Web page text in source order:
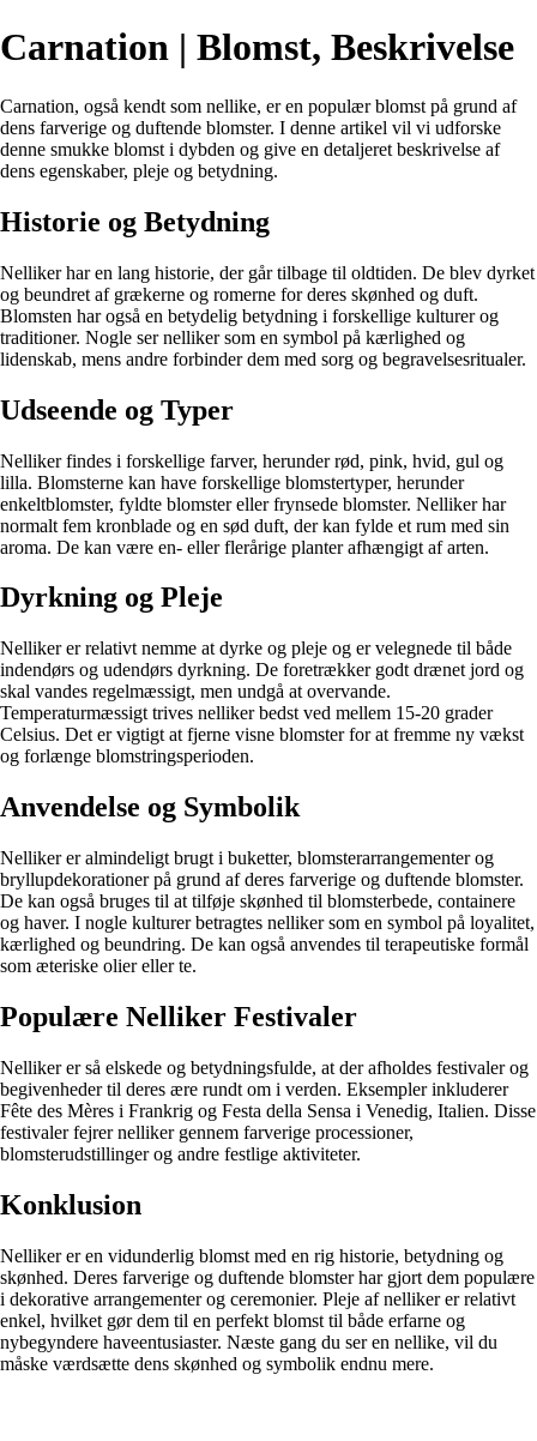
Carnation | Blomst, Beskrivelse
Carnation, også kendt som nellike, er en populær blomst på grund af
dens farverige og duftende blomster. I denne artikel vil vi udforske
denne smukke blomst i dybden og give en detaljeret beskrivelse af
dens egenskaber, pleje og betydning.
Historie og Betydning
Nelliker har en lang historie, der går tilbage til oldtiden. De blev dyrket
og beundret af grækerne og romerne for deres skønhed og duft.
Blomsten har også en betydelig betydning i forskellige kulturer og
traditioner. Nogle ser nelliker som en symbol på kærlighed og
lidenskab, mens andre forbinder dem med sorg og begravelsesritualer.
Udseende og Typer
Nelliker findes i forskellige farver, herunder rød, pink, hvid, gul og
lilla. Blomsterne kan have forskellige blomstertyper, herunder
enkeltblomster, fyldte blomster eller frynsede blomster. Nelliker har
normalt fem kronblade og en sød duft, der kan fylde et rum med sin
aroma. De kan være en- eller flerårige planter afhængigt af arten.
Dyrkning og Pleje
Nelliker er relativt nemme at dyrke og pleje og er velegnede til både
indendørs og udendørs dyrkning. De foretrækker godt drænet jord og
skal vandes regelmæssigt, men undgå at overvande.
Temperaturmæssigt trives nelliker bedst ved mellem 15-20 grader
Celsius. Det er vigtigt at fjerne visne blomster for at fremme ny vækst
og forlænge blomstringsperioden.
Anvendelse og Symbolik
Nelliker er almindeligt brugt i buketter, blomsterarrangementer og
bryllupdekorationer på grund af deres farverige og duftende blomster.
De kan også bruges til at tilføje skønhed til blomsterbede, containere
og haver. I nogle kulturer betragtes nelliker som en symbol på loyalitet,
kærlighed og beundring. De kan også anvendes til terapeutiske formål
som æteriske olier eller te.
Populære Nelliker Festivaler
Nelliker er så elskede og betydningsfulde, at der afholdes festivaler og
begivenheder til deres ære rundt om i verden. Eksempler inkluderer
Fête des Mères i Frankrig og Festa della Sensa i Venedig, Italien. Disse
festivaler fejrer nelliker gennem farverige processioner,
blomsterudstillinger og andre festlige aktiviteter.
Konklusion
Nelliker er en vidunderlig blomst med en rig historie, betydning og
skønhed. Deres farverige og duftende blomster har gjort dem populære
i dekorative arrangementer og ceremonier. Pleje af nelliker er relativt
enkel, hvilket gør dem til en perfekt blomst til både erfarne og
nybegyndere haveentusiaster. Næste gang du ser en nellike, vil du
måske værdsætte dens skønhed og symbolik endnu mere.